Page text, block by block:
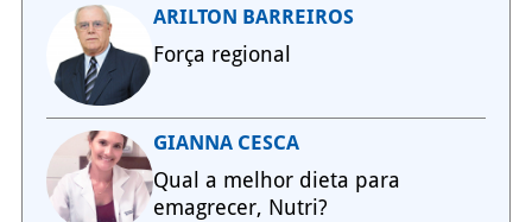
ARILTON BARREIROS
Força regional
GIANNA CESCA
Qual a melhor dieta para
emagrecer, Nutri?